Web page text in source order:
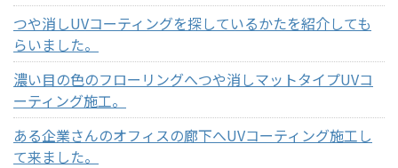
つや消しUVコーティングを探しているかたを紹介しても
らいました。
濃い目の色のフローリングへつや消しマットタイプUVコ
ーティング施工。
ある企業さんのオフィスの廊下へUVコーティング施工し
て来ました。